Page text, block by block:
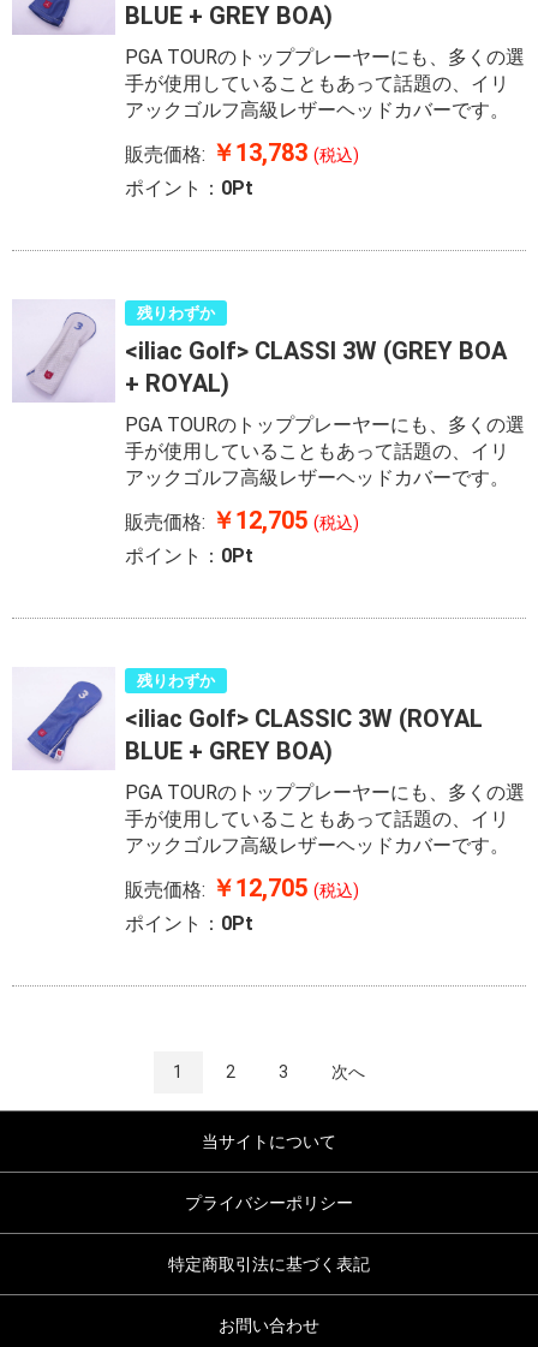
BLUE + GREY BOA)
PGA TOURのトッププレーヤーにも、多くの選
手が使用していることもあって話題の、イリ
アックゴルフ高級レザーヘッドカバーです。
販売価格: ￥13,783(税込)
ポイント： 0Pt
残りわずか
<iliac Golf> CLASSI 3W (GREY BOA
+ ROYAL)
PGA TOURのトッププレーヤーにも、多くの選
手が使用していることもあって話題の、イリ
アックゴルフ高級レザーヘッドカバーです。
販売価格: ￥12,705(税込)
ポイント： 0Pt
残りわずか
<iliac Golf> CLASSIC 3W (ROYAL
BLUE + GREY BOA)
PGA TOURのトッププレーヤーにも、多くの選
手が使用していることもあって話題の、イリ
アックゴルフ高級レザーヘッドカバーです。
販売価格: ￥12,705(税込)
ポイント： 0Pt
1 2 3 次へ
当サイトについて
プライバシーポリシー
特定商取引法に基づく表記
お問い合わせ